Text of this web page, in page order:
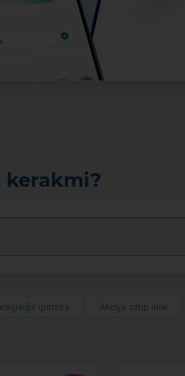
kerakmi?
ipoteka
Akciya satıp alıw